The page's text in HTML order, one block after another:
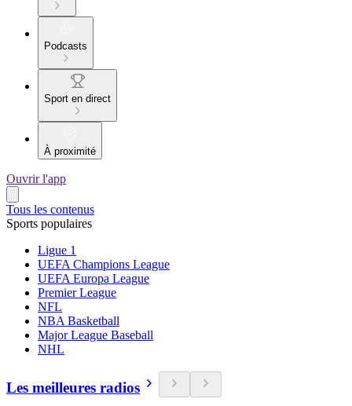
Podcasts
Sport en direct
À proximité
Ouvrir l'app
Tous les contenus
Sports populaires
Ligue 1
UEFA Champions League
UEFA Europa League
Premier League
NFL
NBA Basketball
Major League Baseball
NHL
Les meilleures radios